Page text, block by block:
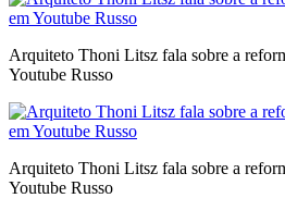
Arquiteto Thoni Litsz fala sobre a
Youtube Russo
Arquiteto Thoni Litsz fala sobre a
Youtube Russo